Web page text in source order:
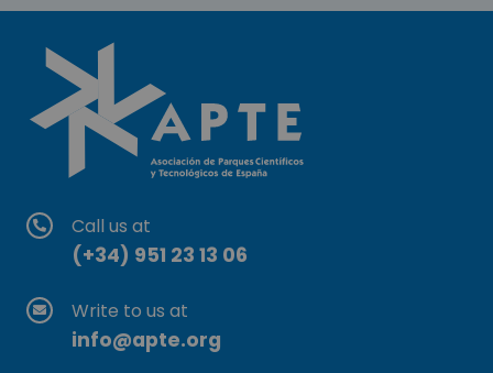
Call us at
(+34) 951 23 13 06
Write to us at
info@apte.org